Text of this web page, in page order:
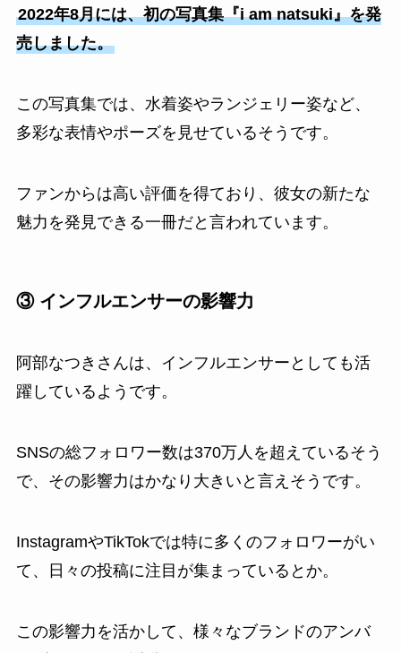
2022年8月には、初の写真集『i am natsuki』を発
売しました。
この写真集では、水着姿やランジェリー姿など、
多彩な表情やポーズを見せているそうです。
ファンからは高い評価を得ており、彼女の新たな
魅力を発見できる一冊だと言われています。
③ インフルエンサーの影響力
阿部なつきさんは、インフルエンサーとしても活
躍しているようです。
SNSの総フォロワー数は370万人を超えているそう
で、その影響力はかなり大きいと言えそうです。
InstagramやTikTokでは特に多くのフォロワーがい
て、日々の投稿に注目が集まっているとか。
この影響力を活かして、様々なブランドのアンバ